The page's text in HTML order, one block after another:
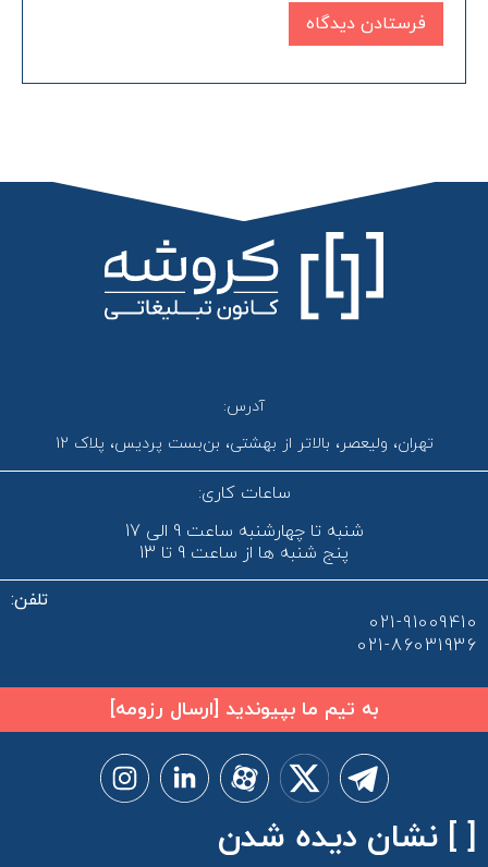
آدرس:
تهران، ولیعصر، بالاتر از بهشتی، بن‌بست پردیس، پلاک 12
ساعات کاری:
شنبه تا چهارشنبه ساعت 9 الی 17
پنج شنبه ها از ساعت 9 تا 13
تلفن:
021-91009410
021-86031936
به تیم ما بپیوندید [ارسال رزومه]
[ ] نشان دیده شدن